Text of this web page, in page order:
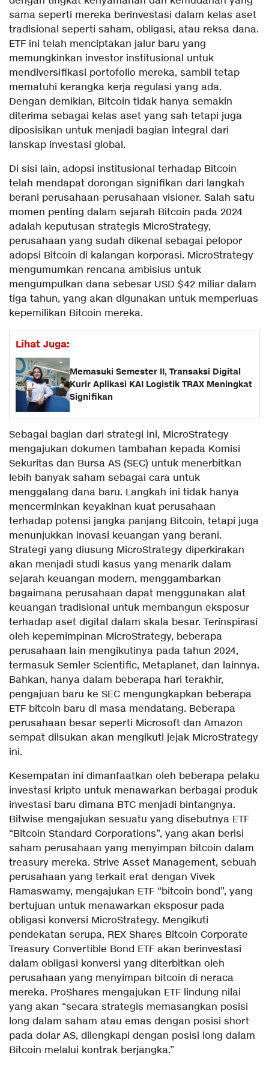
sama seperti mereka berinvestasi dalam kelas aset
tradisional seperti saham, obligasi, atau reksa dana.
ETF ini telah menciptakan jalur baru yang
memungkinkan investor institusional untuk
mendiversifikasi portofolio mereka, sambil tetap
mematuhi kerangka kerja regulasi yang ada.
Dengan demikian, Bitcoin tidak hanya semakin
diterima sebagai kelas aset yang sah tetapi juga
diposisikan untuk menjadi bagian integral dari
lanskap investasi global.
Di sisi lain, adopsi institusional terhadap Bitcoin
telah mendapat dorongan signifikan dari langkah
berani perusahaan-perusahaan visioner. Salah satu
momen penting dalam sejarah Bitcoin pada 2024
adalah keputusan strategis MicroStrategy,
perusahaan yang sudah dikenal sebagai pelopor
adopsi Bitcoin di kalangan korporasi. MicroStrategy
mengumumkan rencana ambisius untuk
mengumpulkan dana sebesar USD $42 miliar dalam
tiga tahun, yang akan digunakan untuk memperluas
kepemilikan Bitcoin mereka.
Lihat Juga:
Memasuki Semester II, Transaksi Digital
Kurir Aplikasi KAI Logistik TRAX Meningkat
Signifikan
Sebagai bagian dari strategi ini, MicroStrategy
mengajukan dokumen tambahan kepada Komisi
Sekuritas dan Bursa AS (SEC) untuk menerbitkan
lebih banyak saham sebagai cara untuk
menggalang dana baru. Langkah ini tidak hanya
mencerminkan keyakinan kuat perusahaan
terhadap potensi jangka panjang Bitcoin, tetapi juga
menunjukkan inovasi keuangan yang berani.
Strategi yang diusung MicroStrategy diperkirakan
akan menjadi studi kasus yang menarik dalam
sejarah keuangan modern, menggambarkan
bagaimana perusahaan dapat menggunakan alat
keuangan tradisional untuk membangun eksposur
terhadap aset digital dalam skala besar. Terinspirasi
oleh kepemimpinan MicroStrategy, beberapa
perusahaan lain mengikutinya pada tahun 2024,
termasuk Semler Scientific, Metaplanet, dan lainnya.
Bahkan, hanya dalam beberapa hari terakhir,
pengajuan baru ke SEC mengungkapkan beberapa
ETF bitcoin baru di masa mendatang. Beberapa
perusahaan besar seperti Microsoft dan Amazon
sempat diisukan akan mengikuti jejak MicroStrategy
ini.
Kesempatan ini dimanfaatkan oleh beberapa pelaku
investasi kripto untuk menawarkan berbagai produk
investasi baru dimana BTC menjadi bintangnya.
Bitwise mengajukan sesuatu yang disebutnya ETF
“Bitcoin Standard Corporations”, yang akan berisi
saham perusahaan yang menyimpan bitcoin dalam
treasury mereka. Strive Asset Management, sebuah
perusahaan yang terkait erat dengan Vivek
Ramaswamy, mengajukan ETF “bitcoin bond”, yang
bertujuan untuk menawarkan eksposur pada
obligasi konversi MicroStrategy. Mengikuti
pendekatan serupa, REX Shares Bitcoin Corporate
Treasury Convertible Bond ETF akan berinvestasi
dalam obligasi konversi yang diterbitkan oleh
perusahaan yang menyimpan bitcoin di neraca
mereka. ProShares mengajukan ETF lindung nilai
yang akan “secara strategis memasangkan posisi
long dalam saham atau emas dengan posisi short
pada dolar AS, dilengkapi dengan posisi long dalam
Bitcoin melalui kontrak berjangka.”